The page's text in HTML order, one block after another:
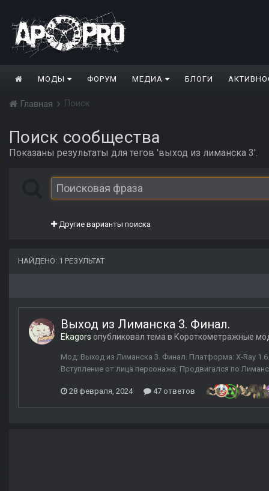
МОДЫ ФОРУМ МЕДИА БЛОГИ
Главная Поиск
Поиск сообщества
Показаны результаты для тегов 'выход из лиманска 3'.
Другие варианты поиска
НАЙДЕНО: 1 РЕЗУЛЬТАТ
Выход из Лиманска 3. Финал.
Ekagors опубликовал тема в Короткометражные
Мод: Выход из Лиманска 3. Финал. Платформа: X-Ray
Вступление от лица персонажа: Продвигался по
28 февраля, 2024 47 ответов